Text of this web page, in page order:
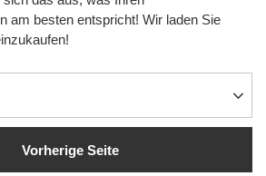
am besten entspricht! Wir laden Sie
Vorherige Seite